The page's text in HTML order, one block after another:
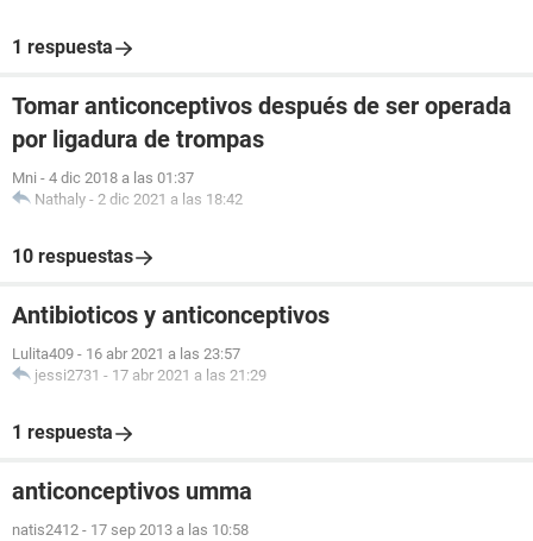
1 respuesta
Tomar anticonceptivos después de ser operada
por ligadura de trompas
Mni - 4 dic 2018 a las 01:37
Nathaly - 2 dic 2021 a las 18:42
10 respuestas
Antibioticos y anticonceptivos
Lulita409 - 16 abr 2021 a las 23:57
jessi2731 - 17 abr 2021 a las 21:29
1 respuesta
anticonceptivos umma
natis2412 - 17 sep 2013 a las 10:58